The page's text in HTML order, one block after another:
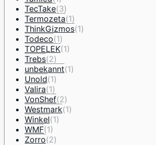
TecTake(3)
Termozeta(1)
ThinkGizmos(1)
Todeco(1)
TOPELEK(1)
Trebs(2)
unbekannt(1)
Unold(1)
Valira(1)
VonShef(2)
Westmark(1)
Winkel(1)
WMF(1)
Zorro(2)